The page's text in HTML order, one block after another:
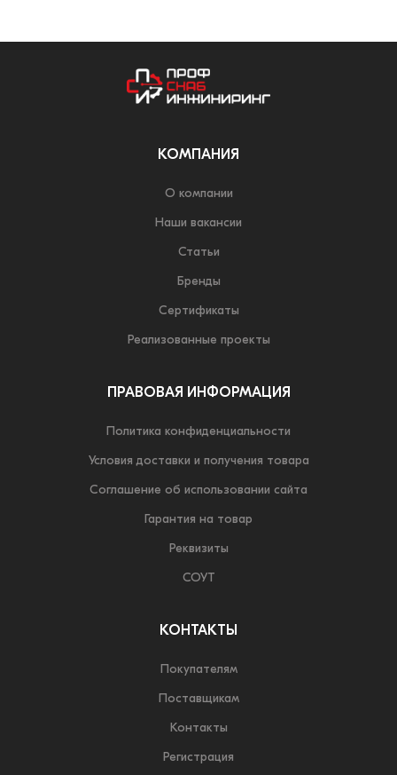
КОМПАНИЯ
О компании
Наши вакансии
Статьи
Бренды
Сертификаты
Реализованные проекты
ПРАВОВАЯ ИНФОРМАЦИЯ
Политика конфиденциальности
Условия доставки и получения товара
Соглашение об использовании сайта
Гарантия на товар
Реквизиты
СОУТ
КОНТАКТЫ
Покупателям
Поставщикам
Контакты
Регистрация